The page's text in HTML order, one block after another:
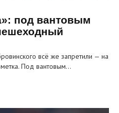
под вантовым
всё же запретили — на
Под вантовым…